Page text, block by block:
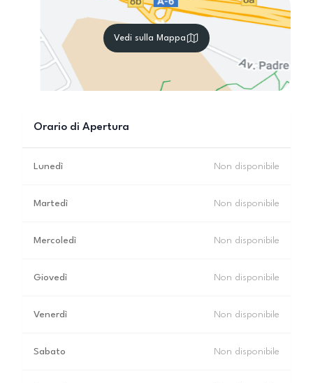
Vedi sulla Mappa
Orario di Apertura
Lunedì Non disponibile
Martedì Non disponibile
Mercoledì Non disponibile
Giovedì Non disponibile
Venerdì Non disponibile
Sabato Non disponibile